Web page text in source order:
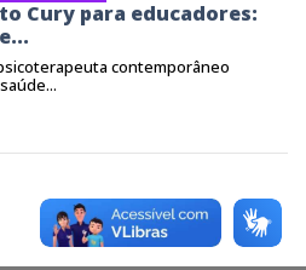
Cury para educadores:
contemporâneo